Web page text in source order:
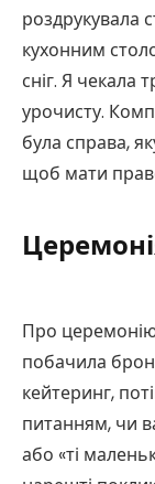
роздрукувала
кухонним
сніг. Я чекала
урочисту.
була справа,
щоб мати
Про церемонію
побачила
кейтеринг,
питанням, чи
або «ті